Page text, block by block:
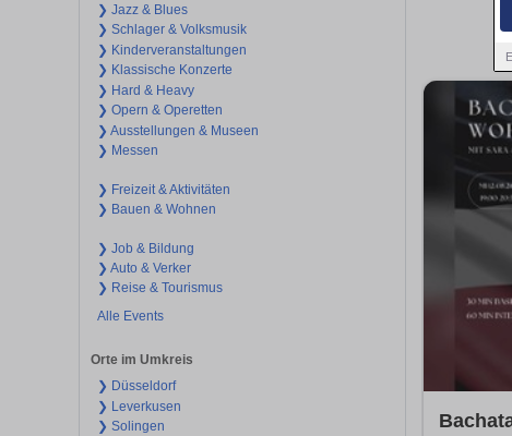
❯ Jazz & Blues
❯ Schlager & Volksmusik
❯ Kinderveranstaltungen
❯ Klassische Konzerte
❯ Hard & Heavy
❯ Opern & Operetten
❯ Ausstellungen & Museen
❯ Messen
❯ Freizeit & Aktivitäten
❯ Bauen & Wohnen
❯ Job & Bildung
❯ Auto & Verker
❯ Reise & Tourismus
Alle Events
Orte im Umkreis
❯ Düsseldorf
❯ Leverkusen
❯ Solingen